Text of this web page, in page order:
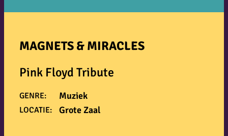
MAGNETS & MIRACLES
Pink Floyd Tribute
GENRE: Muziek
LOCATIE: Grote Zaal